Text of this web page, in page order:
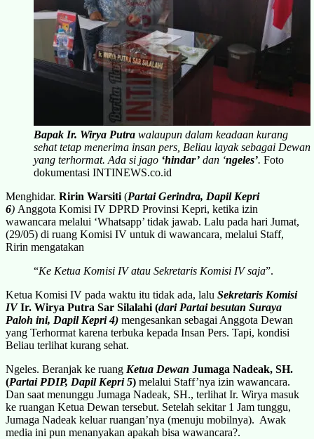
Bapak Ir. Wirya Putra walaupun dalam keadaan kurang
sehat tetap menerima insan pers, Beliau layak sebagai Dewan
yang terhormat. Ada si jago ‘hindar’ dan ‘ngeles’. Foto
dokumentasi INTINEWS.co.id
Menghidar. Ririn Warsiti (Partai Gerindra, Dapil Kepri
6) Anggota Komisi IV DPRD Provinsi Kepri, ketika izin
wawancara melalui ‘Whatsapp’ tidak jawab. Lalu pada hari Jumat,
(29/05) di ruang Komisi IV untuk di wawancara, melalui Staff,
Ririn mengatakan
“Ke Ketua Komisi IV atau Sekretaris Komisi IV saja”.
Ketua Komisi IV pada waktu itu tidak ada, lalu Sekretaris Komisi
IV Ir. Wirya Putra Sar Silalahi (dari Partai besutan Suraya
Paloh ini, Dapil Kepri 4) mengesankan sebagai Anggota Dewan
yang Terhormat karena terbuka kepada Insan Pers. Tapi, kondisi
Beliau terlihat kurang sehat.
Ngeles. Beranjak ke ruang Ketua Dewan Jumaga Nadeak, SH.
(Partai PDIP, Dapil Kepri 5) melalui Staff’nya izin wawancara.
Dan saat menunggu Jumaga Nadeak, SH., terlihat Ir. Wirya masuk
ke ruangan Ketua Dewan tersebut. Setelah sekitar 1 Jam tunggu,
Jumaga Nadeak keluar ruangan’nya (menuju mobilnya). Awak
media ini pun menanyakan apakah bisa wawancara?.